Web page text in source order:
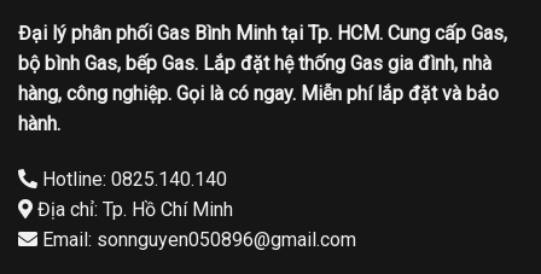
Đại lý phân phối Gas Bình Minh tại Tp. HCM. Cung cấp Gas,
bộ bình Gas, bếp Gas. Lắp đặt hệ thống Gas gia đình, nhà
hàng, công nghiệp. Gọi là có ngay. Miễn phí lắp đặt và bảo
hành.
Hotline: 0825.140.140
Địa chỉ: Tp. Hồ Chí Minh
Email: sonnguyen050896@gmail.com